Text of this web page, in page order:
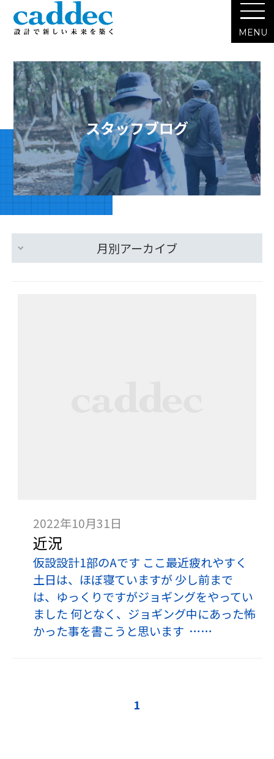
スタッフブログ
2022年10月31日
近況
仮設設計1部のAです ここ最近疲れやすく
土日は、ほぼ寝ていますが 少し前まで
は、ゆっくりですがジョギングをやってい
ました 何となく、ジョギング中にあった怖
かった事を書こうと思います ……
1
月別アーカイブ